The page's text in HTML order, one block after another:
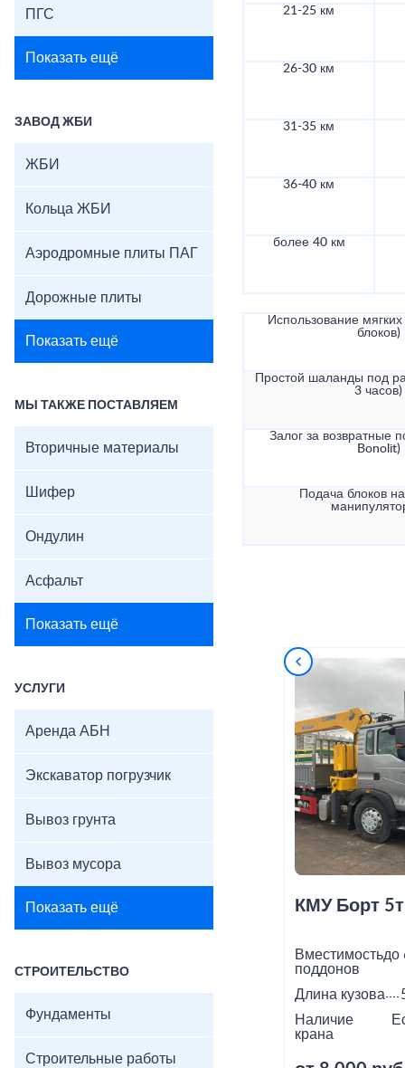
ПГС
Показать ещё
ЗАВОД ЖБИ
ЖБИ
Кольца ЖБИ
Аэродромные плиты ПАГ
Дорожные плиты
Показать ещё
МЫ ТАКЖЕ ПОСТАВЛЯЕМ
Вторичные материалы
Шифер
Ондулин
Асфальт
Показать ещё
УСЛУГИ
Аренда АБН
Экскаватор погрузчик
Вывоз грунта
Вывоз мусора
Показать ещё
СТРОИТЕЛЬСТВО
Фундаменты
Строительные работы
21-25 км
26-30 км
31-35 км
36-40 км
более 40 км
Использование
блоков)
Простой шаланды под
3 часов)
Залог за возвратные
Bonolit)
Подача блоков
КМУ Борт 5т
Вместимость
поддонов
до
Длина кузова
Наличие
крана